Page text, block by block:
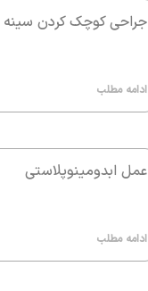
جراحی کوچک کردن سینه
ادامه مطلب
عمل ابدومینوپلاستی
ادامه مطلب